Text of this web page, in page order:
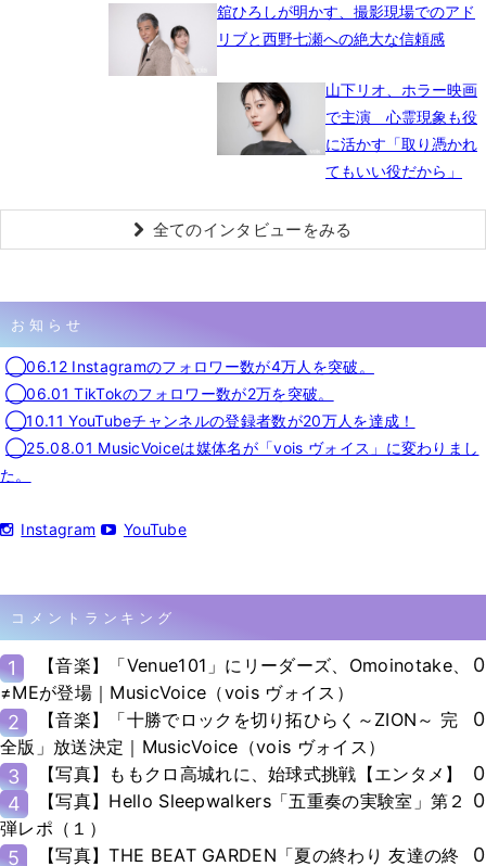
舘ひろしが明かす、撮影現場でのアド
リブと西野七瀬への絶大な信頼感
山下リオ、ホラー映画
で主演 心霊現象も役
に活かす「取り憑かれ
てもいい役だから」
全てのインタビューをみる
お知らせ
◯06.12 Instagramのフォロワー数が4万人を突破。
◯06.01 TikTokのフォロワー数が2万を突破。
◯10.11 YouTubeチャンネルの登録者数が20万人を達成！
◯25.08.01 MusicVoiceは媒体名が「vois ヴォイス」に変わりまし
た。
Instagram YouTube
コメントランキング
1
【音楽】「Venue101」にリーダーズ、Omoinotake、
≠MEが登場｜MusicVoice（vois ヴォイス）
0
2
【音楽】「十勝でロックを切り拓ひらく～ZION～ 完
全版」放送決定｜MusicVoice（vois ヴォイス）
0
3 【写真】ももクロ高城れに、始球式挑戦【エンタメ】
0
4
【写真】Hello Sleepwalkers「五重奏の実験室」第２
弾レポ（１）
0
5 【写真】THE BEAT GARDEN「夏の終わり 友達の終 0